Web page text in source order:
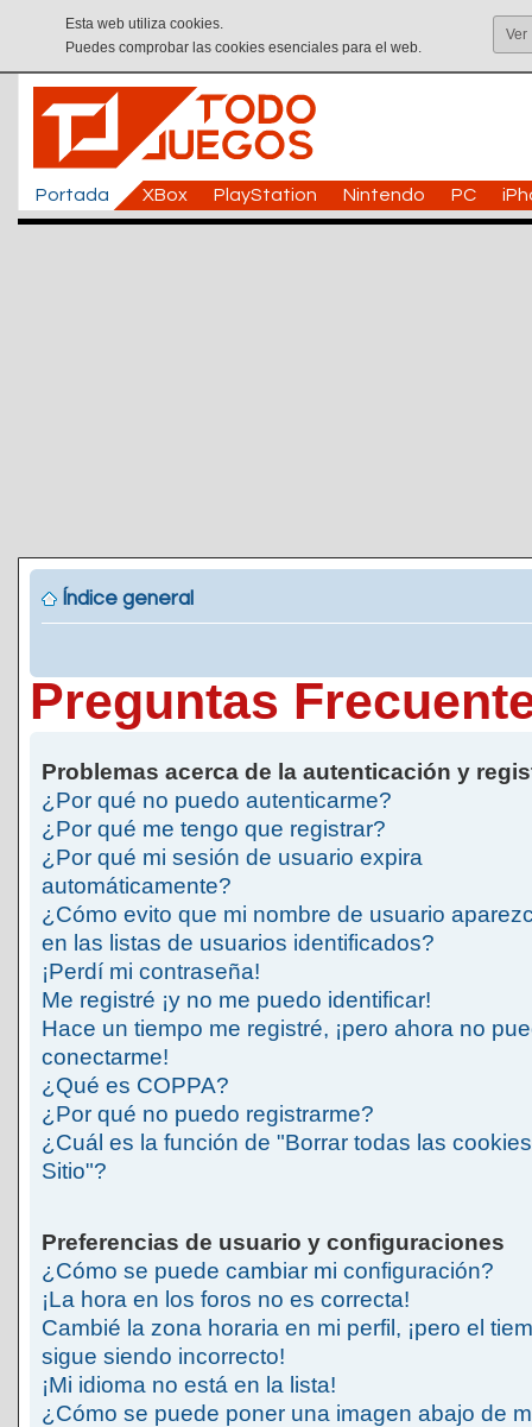
Esta web utiliza cookies.
Puedes comprobar las cookies esenciales para el web.
Ver
Portada XBox PlayStation Nintendo PC
Índice general
Preguntas
Problemas acerca de la autenticación y
¿Por qué no puedo autenticarme?
¿Por qué me tengo que registrar?
¿Por qué mi sesión de usuario expira
automáticamente?
¿Cómo evito que mi nombre de usuario
en las listas de usuarios identificados?
¡Perdí mi contraseña!
Me registré ¡y no me puedo identificar!
Hace un tiempo me registré, ¡pero ahora no
conectarme!
¿Qué es COPPA?
¿Por qué no puedo registrarme?
¿Cuál es la función de "Borrar todas las
Sitio"?
Preferencias de usuario y configuraciones
¿Cómo se puede cambiar mi configuración?
¡La hora en los foros no es correcta!
Cambié la zona horaria en mi perfil, ¡pero el
sigue siendo incorrecto!
¡Mi idioma no está en la lista!
¿Cómo se puede poner una imagen abajo de